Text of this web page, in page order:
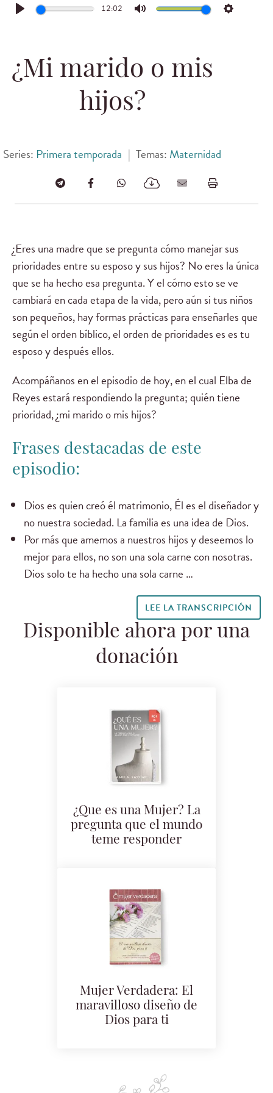
Play
12:02
Mute Settings
¿Mi marido o mis
hijos?
Series: Primera temporada | Temas: Maternidad
¿Eres una madre que se pregunta cómo manejar sus
prioridades entre su esposo y sus hijos? No eres la única
que se ha hecho esa pregunta. Y el cómo esto se ve
cambiará en cada etapa de la vida, pero aún si tus niños
son pequeños, hay formas prácticas para enseñarles que
según el orden bíblico, el orden de prioridades es es tu
esposo y después ellos.
Acompáñanos en el episodio de hoy, en el cual Elba de
Reyes estará respondiendo la pregunta; quién tiene
prioridad, ¿mi marido o mis hijos?
Frases destacadas de este
episodio:
Dios es quien creó él matrimonio, Él es el diseñador y
no nuestra sociedad. La familia es una idea de Dios.
Por más que amemos a nuestros hijos y deseemos lo
mejor para ellos, no son una sola carne con nosotras.
Dios solo te ha hecho una sola carne …
LEE LA TRANSCRIPCIÓN
Disponible ahora por una
donación
¿Que es una Mujer? La
pregunta que el mundo
teme responder
Mujer Verdadera: El
maravilloso diseño de
Dios para ti